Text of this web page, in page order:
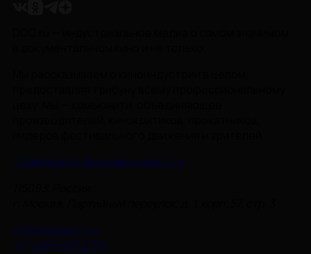
Политика Конфиденциальности
info@nmgdoc.ru
+7 (495) 937-6170